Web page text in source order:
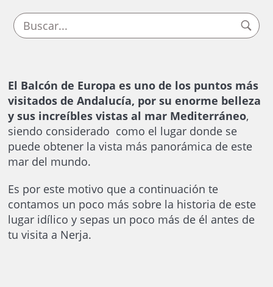
El Balcón de Europa es uno de los puntos más
visitados de Andalucía, por su enorme belleza
y sus increíbles vistas al mar Mediterráneo,
siendo considerado como el lugar donde se
puede obtener la vista más panorámica de este
mar del mundo.
Es por este motivo que a continuación te
contamos un poco más sobre la historia de este
lugar idílico y sepas un poco más de él antes de
tu visita a Nerja.